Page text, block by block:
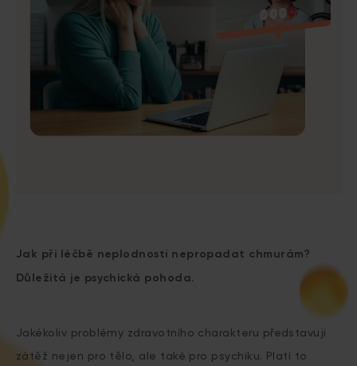
Jak při léčbě neplodnosti nepropadat chmurám?
Důležitá je psychická pohoda.
Jakékoliv problémy zdravotního charakteru představují
zátěž nejen pro tělo, ale také pro psychiku. Platí to